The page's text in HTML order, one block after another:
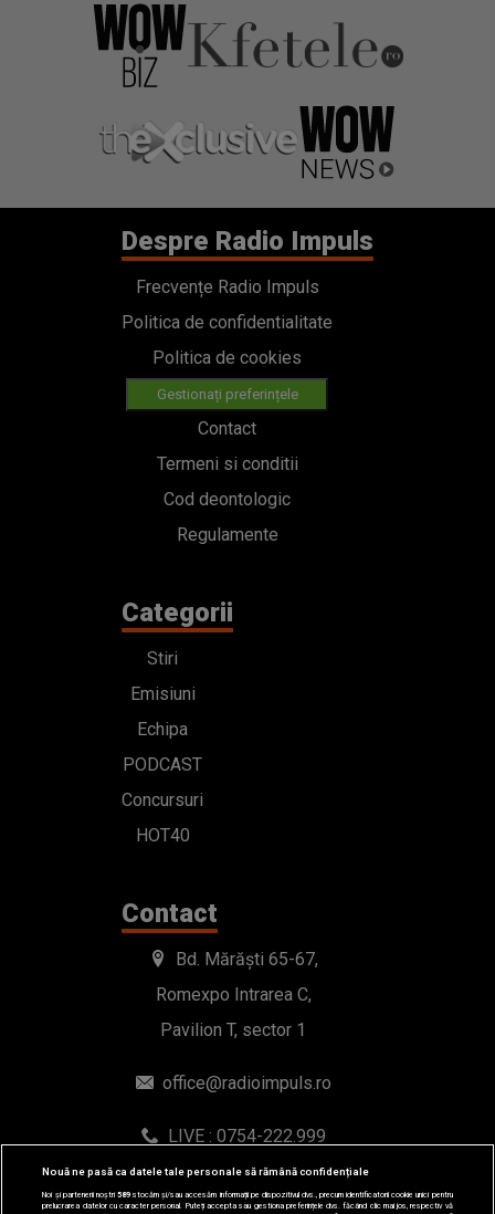
Despre Radio Impuls
Frecvențe Radio Impuls
Politica de confidentialitate
Politica de cookies
Gestionați preferințele
Contact
Termeni si conditii
Cod deontologic
Regulamente
Categorii
Stiri
Emisiuni
Echipa
PODCAST
Concursuri
HOT40
Contact
Bd. Mărăști 65-67,
Romexpo Intrarea C,
Pavilion T, sector 1
office@radioimpuls.ro
LIVE : 0754-222.999
WhatsApp: 0754-222.999
Nouă ne pasă ca datele tale personale să rămână confidențiale
Noi și partenerii noștri589stocăm și/sau accesăm informații pe dispozitivul dvs., precum identificatorii cookie unici pentru
prelucrarea datelor cu caracter personal. Puteți accepta sau gestiona preferințele dvs. făcând clic mai jos, respectiv vă